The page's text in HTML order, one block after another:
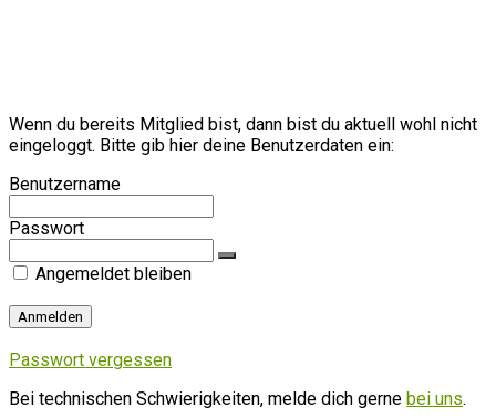
Wenn du bereits Mitglied bist, dann bist du aktuell wohl nicht
eingeloggt. Bitte gib hier deine Benutzerdaten ein:
Benutzername
Passwort
Angemeldet bleiben
Passwort vergessen
Bei technischen Schwierigkeiten, melde dich gerne bei uns.